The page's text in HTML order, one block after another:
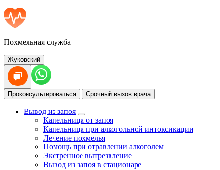
Похмельная служба
Жуковский
Проконсультироваться Срочный вызов врача
Вывод из запоя
Капельница от запоя
Капельница при алкогольной интоксикации
Лечение похмелья
Помощь при отравлении алкоголем
Экстренное вытрезвление
Вывод из запоя в стационаре